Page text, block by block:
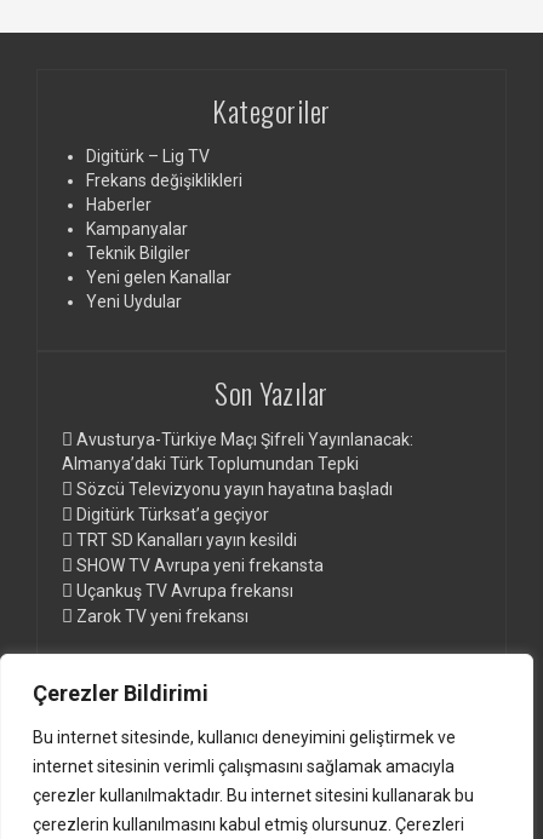
Çerezler Bildirimi
Bu internet sitesinde, kullanıcı deneyimini geliştirmek ve
internet sitesinin verimli çalışmasını sağlamak amacıyla
çerezler kullanılmaktadır. Bu internet sitesini kullanarak bu
çerezlerin kullanılmasını kabul etmiş olursunuz. Çerezleri
Kategoriler
Digitürk – Lig TV
Frekans değişiklikleri
Haberler
Kampanyalar
Teknik Bilgiler
Yeni gelen Kanallar
Yeni Uydular
Son Yazılar
Avusturya-Türkiye Maçı Şifreli Yayınlanacak:
Almanya’daki Türk Toplumundan Tepki
Sözcü Televizyonu yayın hayatına başladı
Digitürk Türksat’a geçiyor
TRT SD Kanalları yayın kesildi
SHOW TV Avrupa yeni frekansta
Uçankuş TV Avrupa frekansı
Zarok TV yeni frekansı
Digitürk Kanal Listesi ve Frekansları
Güncel Türksat Frekansları www.anten.de